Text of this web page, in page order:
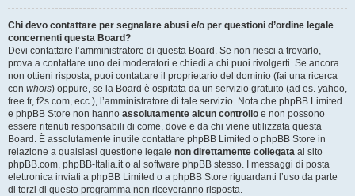
Chi devo contattare per segnalare abusi e/o per questioni d’ordine legale
concernenti questa Board?
Devi contattare l’amministratore di questa Board. Se non riesci a trovarlo,
prova a contattare uno dei moderatori e chiedi a chi puoi rivolgerti. Se ancora
non ottieni risposta, puoi contattare il proprietario del dominio (fai una ricerca
con whois) oppure, se la Board è ospitata da un servizio gratuito (ad es. yahoo,
free.fr, f2s.com, ecc.), l’amministratore di tale servizio. Nota che phpBB Limited
e phpBB Store non hanno assolutamente alcun controllo e non possono
essere ritenuti responsabili di come, dove e da chi viene utilizzata questa
Board. È assolutamente inutile contattare phpBB Limited o phpBB Store in
relazione a qualsiasi questione legale non direttamente collegata al sito
phpBB.com, phpBB-Italia.it o al software phpBB stesso. I messaggi di posta
elettronica inviati a phpBB Limited o a phpBB Store riguardanti l’uso da parte
di terzi di questo programma non riceveranno risposta.